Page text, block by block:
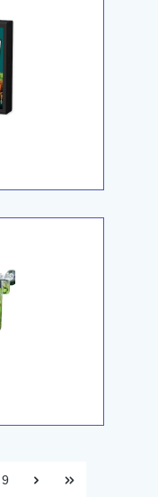
9